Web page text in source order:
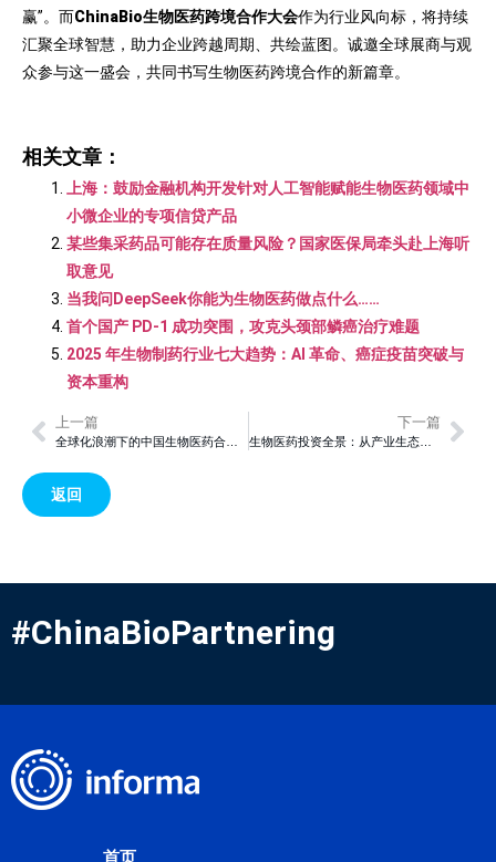
赢”。而ChinaBio生物医药跨境合作大会作为行业风向标，将持续
汇聚全球智慧，助力企业跨越周期、共绘蓝图。诚邀全球展商与观
众参与这一盛会，共同书写生物医药跨境合作的新篇章。
相关文章：
上海：鼓励金融机构开发针对人工智能赋能生物医药领域中
小微企业的专项信贷产品
某些集采药品可能存在质量风险？国家医保局牵头赴上海听
取意见
当我问DeepSeek你能为生物医药做点什么……
首个国产 PD-1 成功突围，攻克头颈部鳞癌治疗难题
2025 年生物制药行业七大趋势：AI 革命、癌症疫苗突破与
资本重构
上一篇 下一篇
生物医药投资全景：从产业生态到企业战略的深度洞察
返回
#ChinaBioPartnering
首页